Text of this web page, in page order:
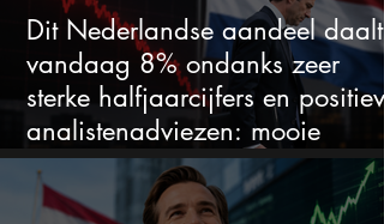
Dit Nederlandse aandeel daalt
vandaag 8% ondanks zeer
sterke halfjaarcijfers en positieve
analistenadviezen: mooie
koopkans?